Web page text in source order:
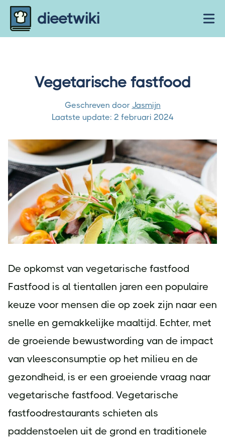
Skip to content
dieetwiki
Vegetarische fastfood
Geschreven door Jasmijn
Laatste update: 2 februari 2024
De opkomst van vegetarische fastfood
Fastfood is al tientallen jaren een populaire
keuze voor mensen die op zoek zijn naar een
snelle en gemakkelijke maaltijd. Echter, met
de groeiende bewustwording van de impact
van vleesconsumptie op het milieu en de
gezondheid, is er een groeiende vraag naar
vegetarische fastfood. Vegetarische
fastfoodrestaurants schieten als
paddenstoelen uit de grond en traditionele